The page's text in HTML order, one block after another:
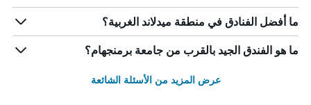
ما أفضل الفنادق في منطقة ميدلاند الغربية؟
ما هو الفندق الجيد بالقرب من جامعة برمنجهام؟
عرض المزيد من الأسئلة الشائعة